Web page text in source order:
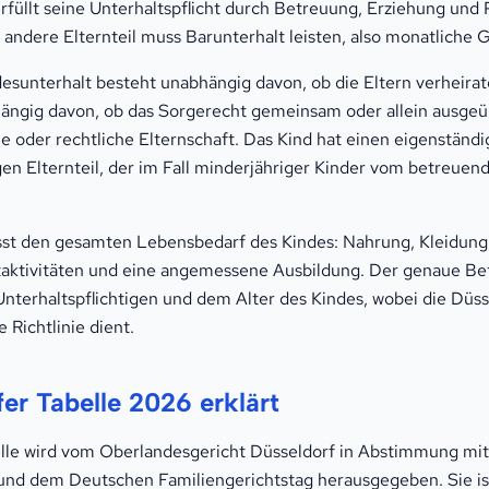
seine Unterhaltspflicht durch Betreuung, Erziehung und
Elternteil muss Barunterhalt leisten, also monatliche
besteht unabhängig davon, ob die Eltern
davon, ob das Sorgerecht gemeinsam oder allein
oder rechtliche Elternschaft. Das Kind hat einen
Elternteil, der im Fall minderjähriger Kinder vom
den gesamten Lebensbedarf des Kindes: Nahrung,
und eine angemessene Ausbildung. Der genaue
und dem Alter des Kindes, wobei die
Richtlinie dient.
Tabelle 2026 erklärt
wird vom Oberlandesgericht Düsseldorf in Abstimmung
dem Deutschen Familiengerichtstag herausgegeben. Sie